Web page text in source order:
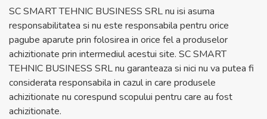
SC SMART TEHNIC BUSINESS SRL nu isi asuma
responsabilitatea si nu este responsabila pentru orice
pagube aparute prin folosirea in orice fel a produselor
achizitionate prin intermediul acestui site. SC SMART
TEHNIC BUSINESS SRL nu garanteaza si nici nu va putea fi
considerata responsabila in cazul in care produsele
achizitionate nu corespund scopului pentru care au fost
achizitionate.